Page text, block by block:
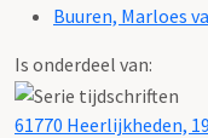
Buuren, Marloes
Is onderdeel van:
61770 Heerlijkheden,